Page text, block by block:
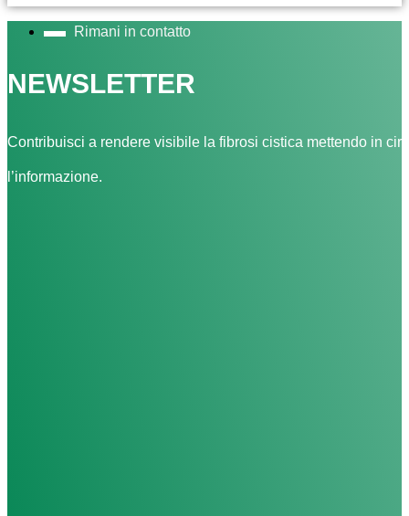
Rimani in contatto
NEWSLETTER
Contribuisci a rendere visibile la fibrosi cistica mettendo in
l’informazione.